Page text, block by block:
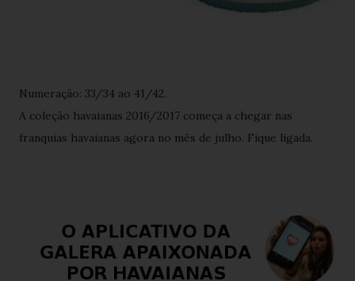
Numeração: 33/34 ao 41/42.
A coleção havaianas 2016/2017 começa a chegar nas
franquias havaianas agora no mês de julho. Fique ligada.